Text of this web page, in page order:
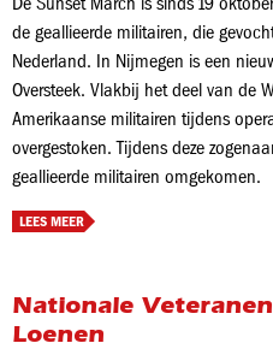
de geallieerde militairen, die
Nederland. In Nijmegen is een
Oversteek. Vlakbij het deel van de
Amerikaanse militairen tijdens
overgestoken. Tijdens deze
geallieerde militairen omgekomen.
LEES MEER
Nationale
Loenen